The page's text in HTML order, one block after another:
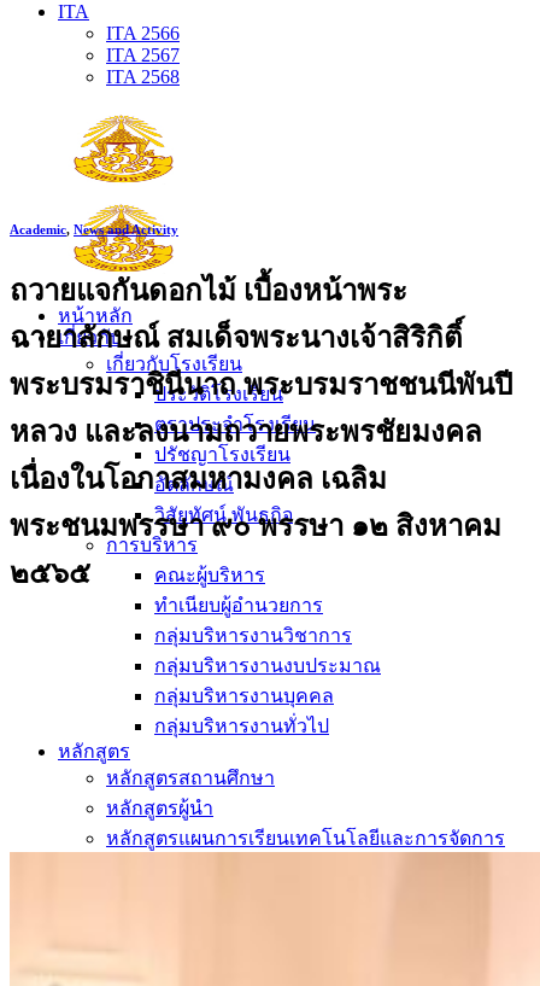
ITA
ITA 2566
ITA 2567
ITA 2568
หน้าหลัก
เกี่ยวกับ
เกี่ยวกับโรงเรียน
ประวัติโรงเรียน
ตราประจำโรงเรียน
ปรัชญาโรงเรียน
อัตลักษณ์
วิสัยทัศน์ พันธกิจ
การบริหาร
คณะผู้บริหาร
ทำเนียบผู้อำนวยการ
กลุ่มบริหารงานวิชาการ
กลุ่มบริหารงานงบประมาณ
กลุ่มบริหารงานบุคคล
กลุ่มบริหารงานทั่วไป
หลักสูตร
หลักสูตรสถานศึกษา
หลักสูตรผู้นำ
หลักสูตรแผนการเรียนเทคโนโลยีและการจัดการ
Academic, News and Activity
ถวายแจกันดอกไม้ เบื้องหน้าพระ
ฉายาลักษณ์ สมเด็จพระนางเจ้าสิริกิติ์
พระบรมราชินีนาถ พระบรมราชชนนีพันปี
หลวง และลงนามถวายพระพรชัยมงคล
เนื่องในโอกาสมหามงคล เฉลิม
พระชนมพรรษา ๙๐ พรรษา ๑๒ สิงหาคม
๒๕๖๕